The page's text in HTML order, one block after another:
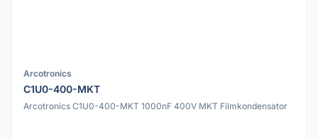
Arcotronics
C1U0-400-MKT
Arcotronics C1U0-400-MKT 1000nF 400V MKT Filmkondensator